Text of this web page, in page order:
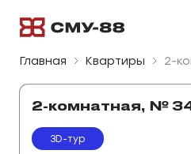
Главная Квартиры 2-
2-комнатная, №
3D-тур